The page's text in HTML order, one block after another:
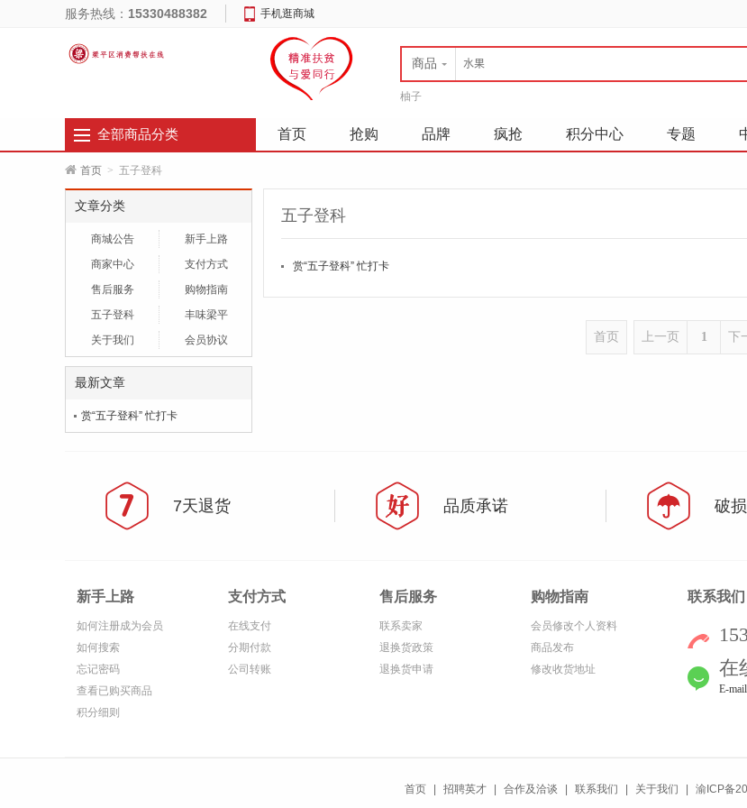
服务热线： 15330488382 手机逛商城
商品
柚子
全部商品分类 首页 抢购 品牌 疯抢 积分中心 专题
首页 > 五子登科
文章分类
商城公告
新手上路
商家中心
支付方式
售后服务
购物指南
五子登科
丰味梁平
关于我们
会员协议
最新文章
赏“五子登科” 忙打卡
五子登科
赏“五子登科” 忙打卡
首页 上一页 1 下
7天退货 品质承诺 破
新手上路
如何注册成为会员
如何搜索
忘记密码
查看已购买商品
积分细则
支付方式
在线支付
分期付款
公司转账
售后服务
联系卖家
退换货政策
退换货申请
购物指南
会员修改个人资料
商品发布
修改收货地址
联系我们
在
E-
首页 招聘英才 合作及洽谈 联系我们 关于我们 渝ICP备